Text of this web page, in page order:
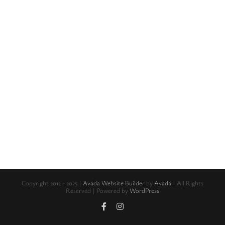
Copyright 2012 - 2025 | Avada Website Builder by Avada | All Rights
Reserved | Powered by WordPress
FacebookInstagram